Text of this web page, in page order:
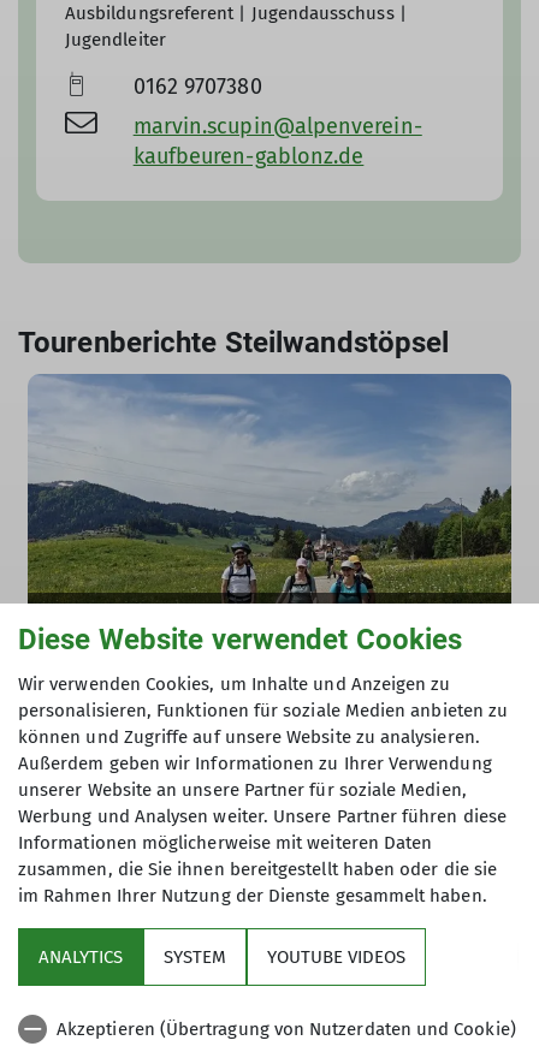
Ausbildungsreferent | Jugendausschuss |
Jugendleiter
0162 9707380
marvin.scupin@alpenverein-
kaufbeuren-gablonz.de
Tourenberichte Steilwandstöpsel
Natur- und Erlebniswanderung nach
Wertach
20.05.2026
Sektion
Archiv
Diese Website verwendet Cookies
Wir verwenden Cookies, um Inhalte und Anzeigen zu
personalisieren, Funktionen für soziale Medien anbieten zu
können und Zugriffe auf unsere Website zu analysieren.
Außerdem geben wir Informationen zu Ihrer Verwendung
unserer Website an unsere Partner für soziale Medien,
Werbung und Analysen weiter. Unsere Partner führen diese
Informationen möglicherweise mit weiteren Daten
zusammen, die Sie ihnen bereitgestellt haben oder die sie
im Rahmen Ihrer Nutzung der Dienste gesammelt haben.
ANALYTICS SYSTEM YOUTUBE VIDEOS
Akzeptieren (Übertragung von Nutzerdaten und Cookie)